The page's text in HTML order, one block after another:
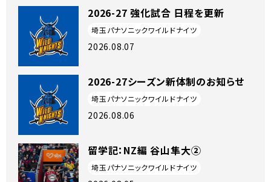
2026-27 強化試合 日程を更新
埼玉パナソニックワイルドナイツ
2026.08.07
2026-27シーズン新体制のお知らせ
埼玉パナソニックワイルドナイツ
2026.08.06
留学記：NZ編 谷山隼大②
埼玉パナソニックワイルドナイツ